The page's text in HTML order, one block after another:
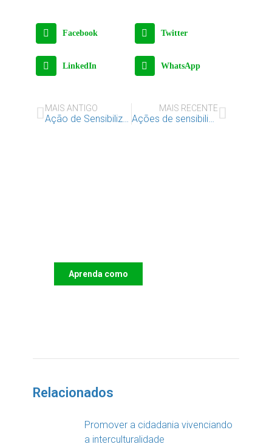
Facebook Twitter
LinkedIn WhatsApp
MAIS ANTIGO
Ação de Sensibilização sobre Literacia e Media – Fake News
MAIS RECENTE
Ações de sensibilização em contexto escolar
Aprenda como
Relacionados
Promover a cidadania vivenciando
a interculturalidade